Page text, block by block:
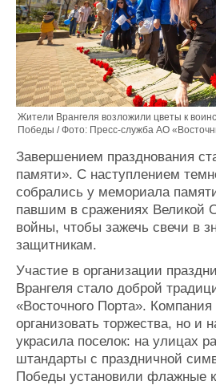
Жители Врангеля возложили цветы к
Победы / Фото: Пресс-служба АО
Завершением празднования
памяти». С наступлением
собрались у мемориала
павшим в сражениях Великой
войны, чтобы зажечь свечи в
защитникам.
Участие в организации
Врангеля стало доброй
«Восточного Порта». Компания
организовать торжества, но и
украсила поселок: на улицах
штандарты с праздничной
Победы установили флажные